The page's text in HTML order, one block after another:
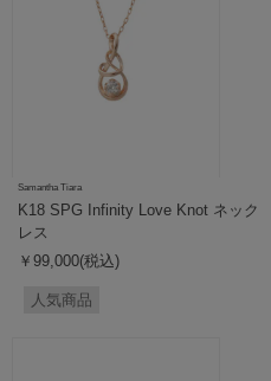
Samantha Tiara
K18 SPG Infinity Love Knot ネック
レス
￥99,000(税込)
人気商品